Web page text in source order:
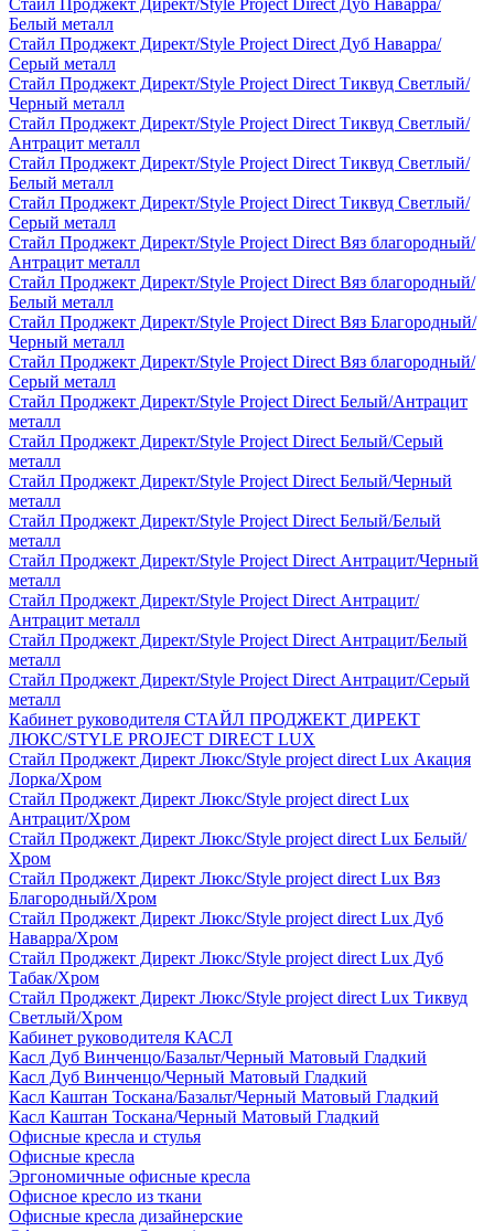
Стайл Проджект Директ/Style Project Direct Дуб Наварра/
Белый металл
Стайл Проджект Директ/Style Project Direct Дуб Наварра/
Серый металл
Стайл Проджект Директ/Style Project Direct Тиквуд Светлый/
Черный металл
Стайл Проджект Директ/Style Project Direct Тиквуд Светлый/
Антрацит металл
Стайл Проджект Директ/Style Project Direct Тиквуд Светлый/
Белый металл
Стайл Проджект Директ/Style Project Direct Тиквуд Светлый/
Серый металл
Стайл Проджект Директ/Style Project Direct Вяз благородный/
Антрацит металл
Стайл Проджект Директ/Style Project Direct Вяз благородный/
Белый металл
Стайл Проджект Директ/Style Project Direct Вяз Благородный/
Черный металл
Стайл Проджект Директ/Style Project Direct Вяз благородный/
Серый металл
Стайл Проджект Директ/Style Project Direct Белый/Антрацит
металл
Стайл Проджект Директ/Style Project Direct Белый/Серый
металл
Стайл Проджект Директ/Style Project Direct Белый/Черный
металл
Стайл Проджект Директ/Style Project Direct Белый/Белый
металл
Стайл Проджект Директ/Style Project Direct Антрацит/Черный
металл
Стайл Проджект Директ/Style Project Direct Антрацит/
Антрацит металл
Стайл Проджект Директ/Style Project Direct Антрацит/Белый
металл
Стайл Проджект Директ/Style Project Direct Антрацит/Серый
металл
Кабинет руководителя СТАЙЛ ПРОДЖЕКТ ДИРЕКТ
ЛЮКС/STYLE PROJECT DIRECT LUX
Стайл Проджект Директ Люкс/Style project direct Lux Акация
Лорка/Хром
Стайл Проджект Директ Люкс/Style project direct Lux
Антрацит/Хром
Стайл Проджект Директ Люкс/Style project direct Lux Белый/
Хром
Стайл Проджект Директ Люкс/Style project direct Lux Вяз
Благородный/Хром
Стайл Проджект Директ Люкс/Style project direct Lux Дуб
Наварра/Хром
Стайл Проджект Директ Люкс/Style project direct Lux Дуб
Табак/Хром
Стайл Проджект Директ Люкс/Style project direct Lux Тиквуд
Светлый/Хром
Кабинет руководителя КАСЛ
Касл Дуб Винченцо/Базальт/Черный Матовый Гладкий
Касл Дуб Винченцо/Черный Матовый Гладкий
Касл Каштан Тоскана/Базальт/Черный Матовый Гладкий
Касл Каштан Тоскана/Черный Матовый Гладкий
Офисные кресла и стулья
Офисные кресла
Эргономичные офисные кресла
Офисное кресло из ткани
Офисные кресла дизайнерские